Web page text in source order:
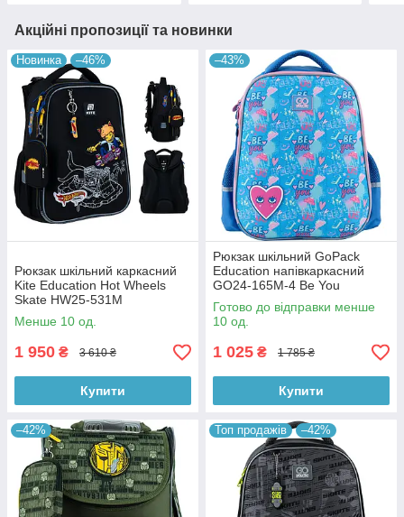
Акційні пропозиції та новинки
Новинка –46%
Рюкзак шкільний каркасний
Kite Education Hot Wheels
Skate HW25-531M
Менше 10 од.
1 950 ₴ 3 610 ₴
Купити
–43%
Рюкзак шкільний GoPack
Education напівкаркасний
GO24-165M-4 Be You
Готово до відправки менше
10 од.
1 025 ₴ 1 785 ₴
Купити
–42% Топ продажів –42%